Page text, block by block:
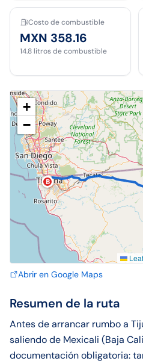
Costo de combustible
MXN 358.16
14.8 litros de combustible
B
+
−
Abrir en Google Maps
Resumen de la ruta
Antes de arrancar rumbo a
saliendo de Mexicali (Baja
documentación obligatoria: